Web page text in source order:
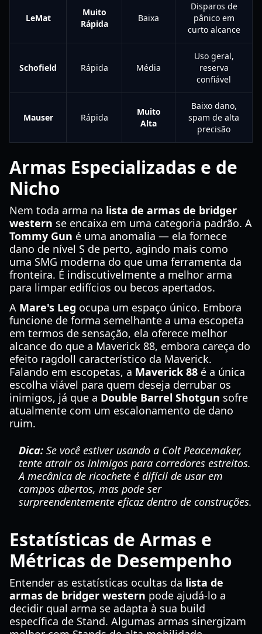
LeMat
Muito
Rápida
Baixa
Disparos de
pânico em
curto alcance
Schofield Rápida Média
Uso geral,
reserva
confiável
Mauser Rápida
Muito
Alta
Baixo dano,
spam de alta
precisão
Armas Especializadas e de
Nicho
Nem toda arma na lista de armas de bridger
western se encaixa em uma categoria padrão. A
Tommy Gun é uma anomalia — ela fornece
dano de nível S de perto, agindo mais como
uma SMG moderna do que uma ferramenta da
fronteira. É indiscutivelmente a melhor arma
para limpar edifícios ou becos apertados.
A Mare's Leg ocupa um espaço único. Embora
funcione de forma semelhante a uma escopeta
em termos de sensação, ela oferece melhor
alcance do que a Maverick 88, embora careça do
efeito ragdoll característico da Maverick.
Falando em escopetas, a Maverick 88 é a única
escolha viável para quem deseja derrubar os
inimigos, já que a Double Barrel Shotgun sofre
atualmente com um escalonamento de dano
ruim.
Dica: Se você estiver usando a Colt Peacemaker,
tente atrair os inimigos para corredores estreitos.
A mecânica de ricochete é difícil de usar em
campos abertos, mas pode ser
surpreendentemente eficaz dentro de construções.
Estatísticas de Armas e
Métricas de Desempenho
Entender as estatísticas ocultas da lista de
armas de bridger western pode ajudá-lo a
decidir qual arma se adapta à sua build
específica de Stand. Algumas armas sinergizam